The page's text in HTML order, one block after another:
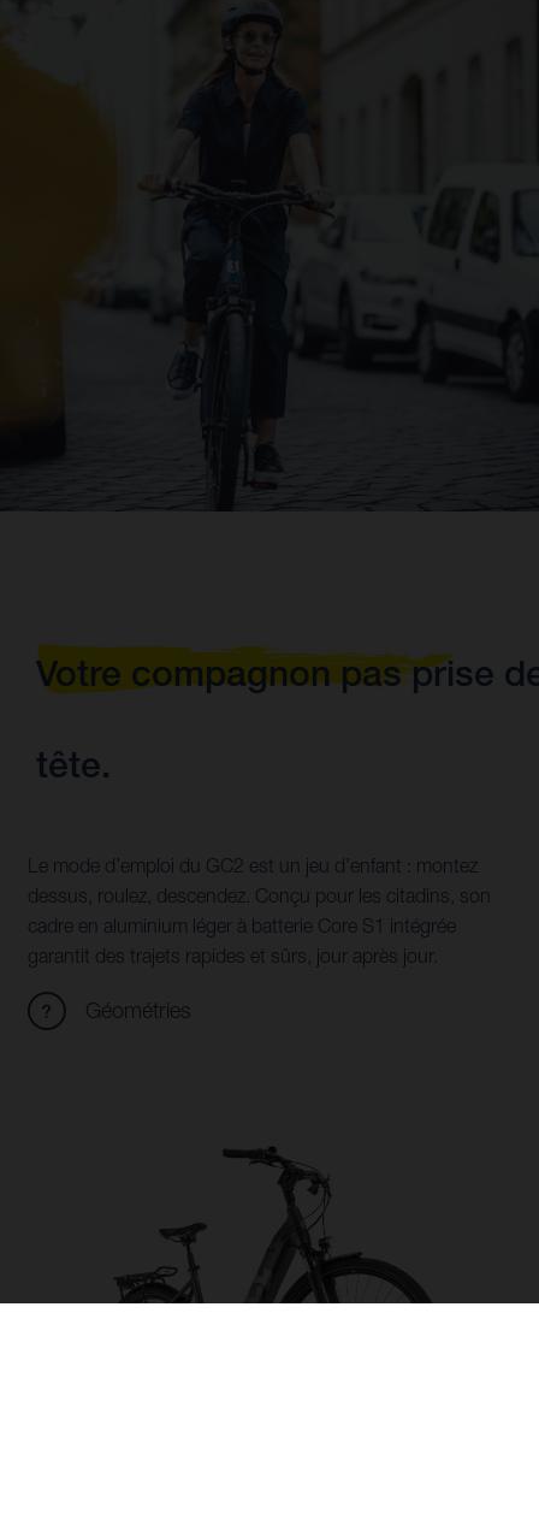
Votre compagnon pas prise
tête.
Le mode d’emploi du GC2 est un jeu d’enfant : montez
dessus, roulez, descendez. Conçu pour les citadins, son
cadre en aluminium léger à batterie Core S1 intégrée
garantit des trajets rapides et sûrs, jour après jour.
Géométries